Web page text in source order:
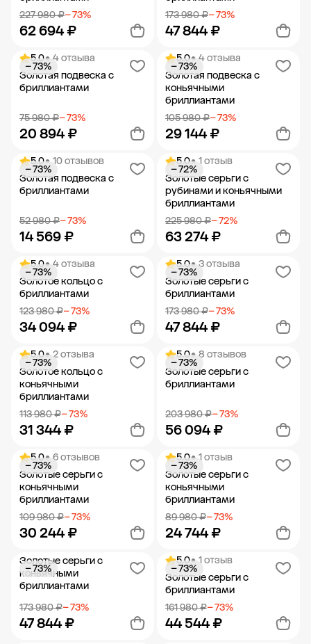
227 980 ₽− 73%
62 694 ₽
Добавить в корзину
173 980 ₽− 73%
47 844 ₽
Добавить в корзину
5.0• 4 отзыва
Золотая подвеска с
бриллиантами
75 980 ₽− 73%
20 894 ₽
− 73%
Добавить в корзину
5.0• 4 отзыва
Золотая подвеска с
коньячными
бриллиантами
105 980 ₽− 73%
29 144 ₽
− 73%
Добавить в корзину
5.0• 10 отзывов
Золотая подвеска с
бриллиантами
52 980 ₽− 73%
14 569 ₽
− 73%
Добавить в корзину
5.0• 1 отзыв
Золотые серьги с
рубинами и коньячными
бриллиантами
225 980 ₽− 72%
63 274 ₽
− 72%
Добавить в корзину
5.0• 4 отзыва
Золотое кольцо с
бриллиантами
123 980 ₽− 73%
34 094 ₽
− 73%
Добавить в корзину
5.0• 3 отзыва
Золотые серьги с
бриллиантами
173 980 ₽− 73%
47 844 ₽
− 73%
Добавить в корзину
5.0• 2 отзыва
Золотое кольцо с
коньячными
бриллиантами
113 980 ₽− 73%
31 344 ₽
− 73%
Добавить в корзину
5.0• 8 отзывов
Золотые серьги с
бриллиантами
203 980 ₽− 73%
56 094 ₽
− 73%
Добавить в корзину
5.0• 6 отзывов
Золотые серьги с
коньячными
бриллиантами
109 980 ₽− 73%
30 244 ₽
− 73%
Добавить в корзину
5.0• 1 отзыв
Золотые серьги с
коньячными
бриллиантами
89 980 ₽− 73%
24 744 ₽
− 73%
Добавить в корзину
Золотые серьги с
коньячными
бриллиантами
173 980 ₽− 73%
47 844 ₽
− 73%
5.0• 1 отзыв
Золотые серьги с
бриллиантами
161 980 ₽− 73%
44 544 ₽
− 73%